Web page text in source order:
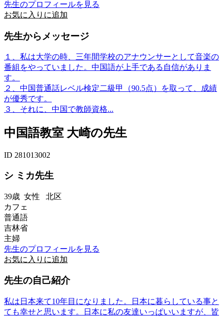
先生のプロフィールを見る
お気に入りに追加
先生からメッセージ
１、私は大学の時、三年間学校のアナウンサーとして音楽の
番組をやっていました。中国語が上手である自信がありま
す。
２、中国普通話レベル検定二級甲（90.5点）を取って、成績
が優秀です。
３、それに、中国で教師資格...
中国語教室 大崎の先生
ID 281013002
シ ミカ先生
39歳 女性 北区
カフェ
普通語
吉林省
主婦
先生のプロフィールを見る
お気に入りに追加
先生の自己紹介
私は日本来て10年目になりました。日本に暮らしている事と
ても幸せと思います。日本に私の友達いっぱいいますが、皆